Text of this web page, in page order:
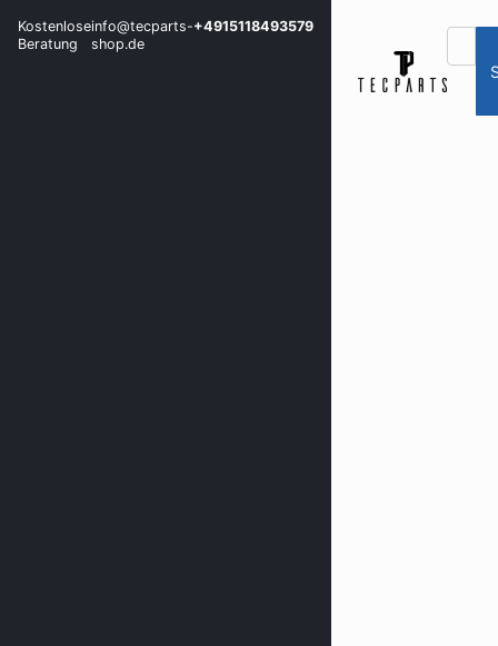
Kostenlose
Beratung
info@tecparts-
shop.de
+4915118493579